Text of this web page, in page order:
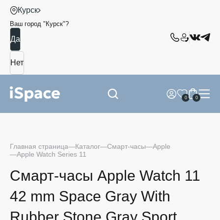
Курск
Ваш город " Курск"?
0 0
Главная страница Каталог Смарт-часы
Apple
Apple Watch Series 11
Смарт-часы Apple Watch 11
42 mm Space Gray With